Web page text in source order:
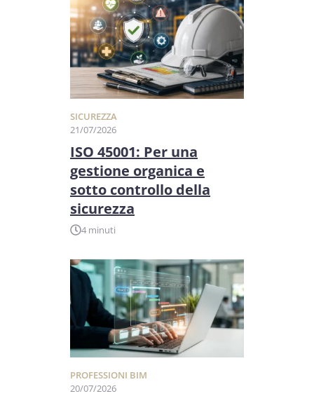
SICUREZZA
21/07/2026
ISO 45001: Per una
gestione organica e
sotto controllo della
sicurezza
4 minuti
PROFESSIONI BIM
20/07/2026